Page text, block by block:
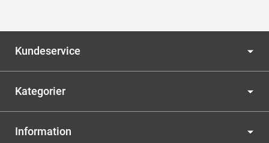
Kundeservice
Kategorier
Information